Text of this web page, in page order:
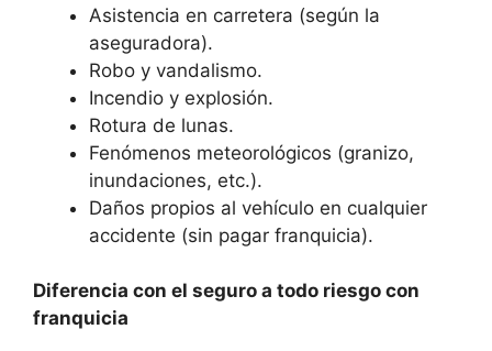
Asistencia en carretera (según la
aseguradora).
Robo y vandalismo.
Incendio y explosión.
Rotura de lunas.
Fenómenos meteorológicos (granizo,
inundaciones, etc.).
Daños propios al vehículo en cualquier
accidente (sin pagar franquicia).
Diferencia con el seguro a todo riesgo con
franquicia